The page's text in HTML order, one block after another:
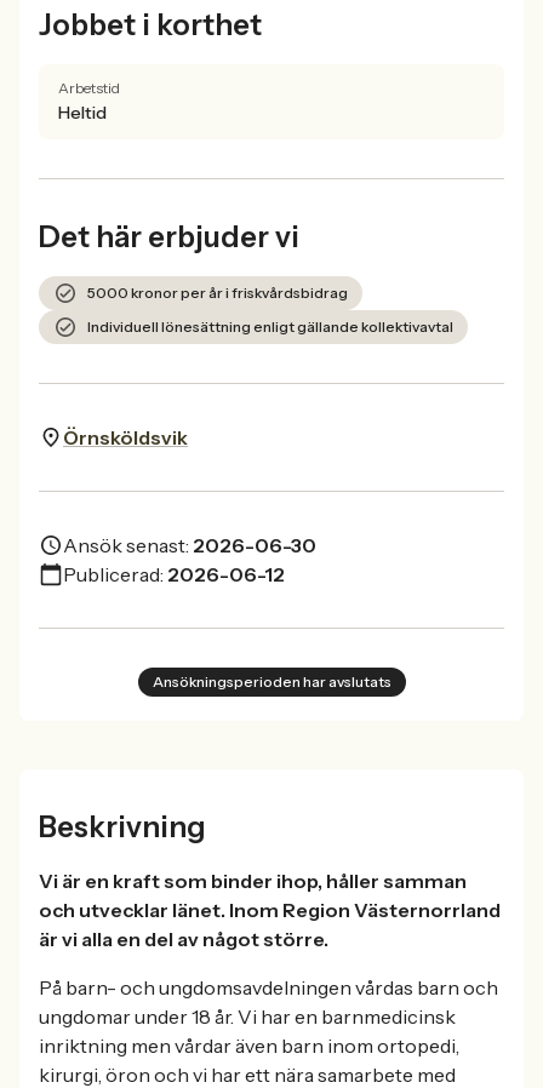
Jobbet i korthet
Arbetstid
Heltid
Det här erbjuder vi
5000 kronor per år i friskvårdsbidrag
Individuell lönesättning enligt gällande kollektivavtal
Örnsköldsvik
Ansök senast: 2026-06-30
Publicerad: 2026-06-12
Ansökningsperioden har avslutats
Beskrivning
Vi är en kraft som binder ihop, håller samman
och utvecklar länet. Inom Region Västernorrland
är vi alla en del av något större.
På barn- och ungdomsavdelningen vårdas barn och
ungdomar under 18 år. Vi har en barnmedicinsk
inriktning men vårdar även barn inom ortopedi,
kirurgi, öron och vi har ett nära samarbete med